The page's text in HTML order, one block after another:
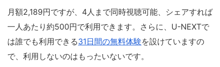
月額2,189円ですが、4人まで同時視聴可能、シェアすれば
一人あたり約500円で利用できます。さらに、U-NEXTで
は誰でも利用できる31日間の無料体験を設けていますの
で、利用しないのはもったいないです。